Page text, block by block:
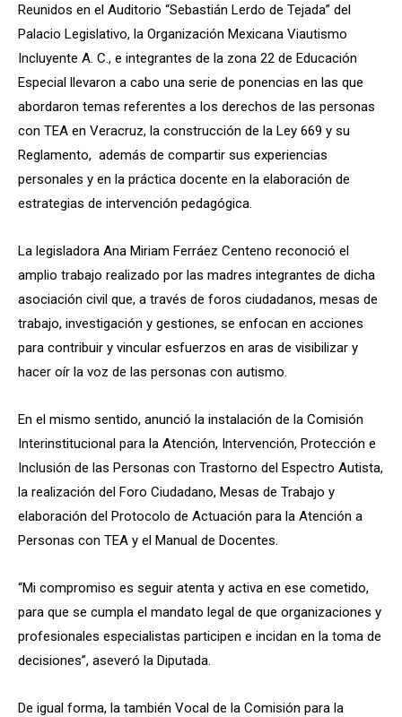
Reunidos en el Auditorio “Sebastián Lerdo de Tejada” del
Palacio Legislativo, la Organización Mexicana Viautismo
Incluyente A. C., e integrantes de la zona 22 de Educación
Especial llevaron a cabo una serie de ponencias en las que
abordaron temas referentes a los derechos de las personas
con TEA en Veracruz, la construcción de la Ley 669 y su
Reglamento, además de compartir sus experiencias
personales y en la práctica docente en la elaboración de
estrategias de intervención pedagógica.
La legisladora Ana Miriam Ferráez Centeno reconoció el
amplio trabajo realizado por las madres integrantes de dicha
asociación civil que, a través de foros ciudadanos, mesas de
trabajo, investigación y gestiones, se enfocan en acciones
para contribuir y vincular esfuerzos en aras de visibilizar y
hacer oír la voz de las personas con autismo.
En el mismo sentido, anunció la instalación de la Comisión
Interinstitucional para la Atención, Intervención, Protección e
Inclusión de las Personas con Trastorno del Espectro Autista,
la realización del Foro Ciudadano, Mesas de Trabajo y
elaboración del Protocolo de Actuación para la Atención a
Personas con TEA y el Manual de Docentes.
“Mi compromiso es seguir atenta y activa en ese cometido,
para que se cumpla el mandato legal de que organizaciones y
profesionales especialistas participen e incidan en la toma de
decisiones”, aseveró la Diputada.
De igual forma, la también Vocal de la Comisión para la